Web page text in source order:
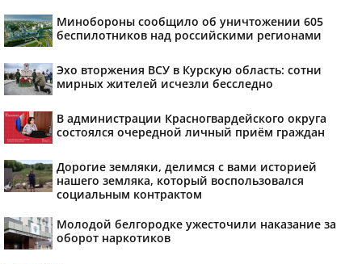
Минобороны сообщило об уничтожении 605
беспилотников над российскими регионами
Эхо вторжения ВСУ в Курскую область: сотни
мирных жителей исчезли бесследно
В администрации Красногвардейского округа
состоялся очередной личный приём граждан
Дорогие земляки, делимся с вами историей
нашего земляка, который воспользовался
социальным контрактом
Молодой белгородке ужесточили наказание за
оборот наркотиков